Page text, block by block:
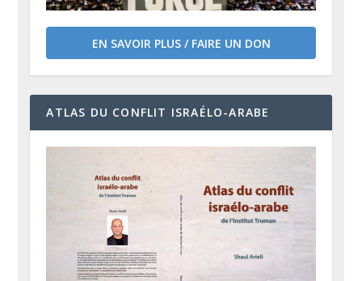
EN SAVOIR PLUS / FAIRE UN DON
ATLAS DU CONFLIT ISRAÉLO-ARABE